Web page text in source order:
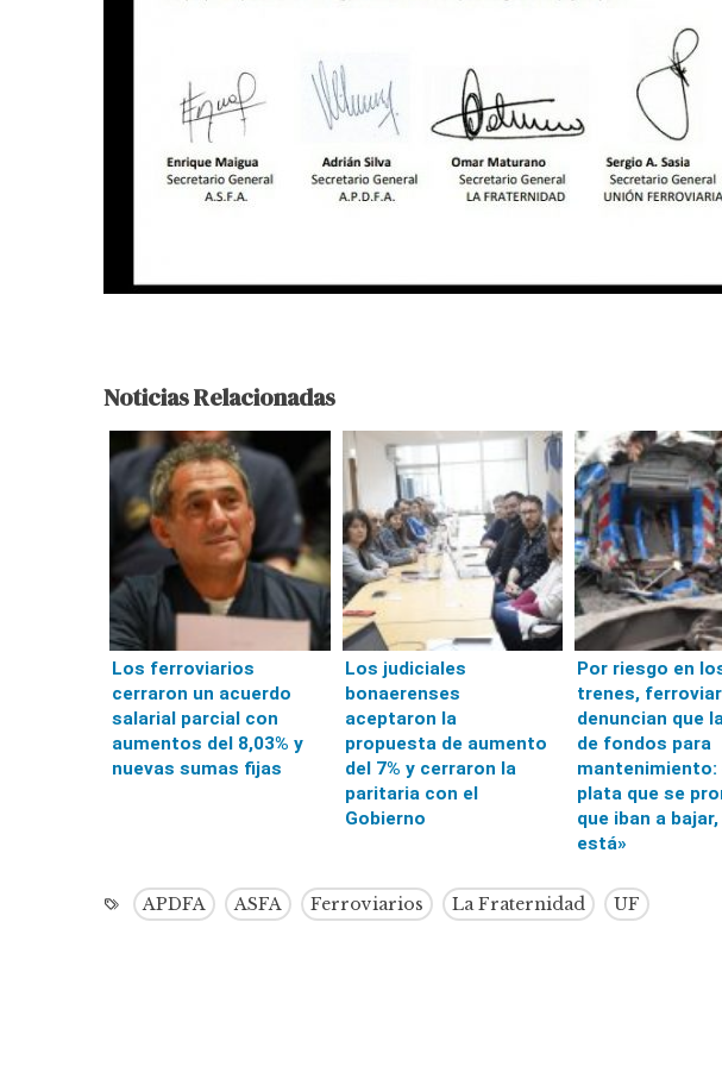
Noticias Relacionadas
Los ferroviarios
cerraron un acuerdo
salarial parcial con
aumentos del 8,03% y
nuevas sumas fijas
Los judiciales
bonaerenses
aceptaron la
propuesta de aumento
del 7% y cerraron la
paritaria con el
Gobierno
Por riesgo en
trenes,
denuncian que
de fondos para
mantenimiento:
plata que se
que iban a
está»
APDFA ASFA Ferroviarios La Fraternidad UF